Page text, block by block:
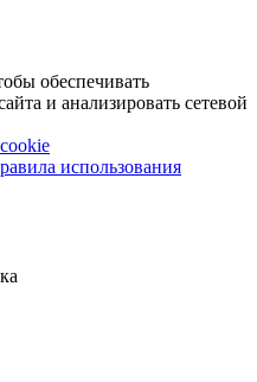
обеспечивать
и анализировать сетевой
использования